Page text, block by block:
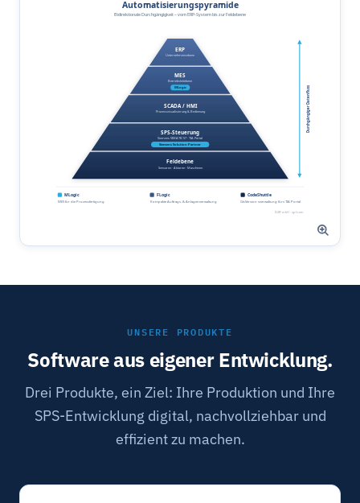
UNSERE PRODUKTE
Software aus eigener Entwicklung.
Drei Produkte, ein Ziel: Ihre Produktion und Ihre
SPS-Entwicklung digital, nachvollziehbar und
effizient zu machen.